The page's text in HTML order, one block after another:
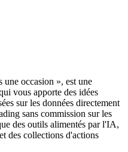
occasion », est une
vous apporte des idées
sur les données directement
sans commission sur les
des outils alimentés par l'IA,
des collections d'actions